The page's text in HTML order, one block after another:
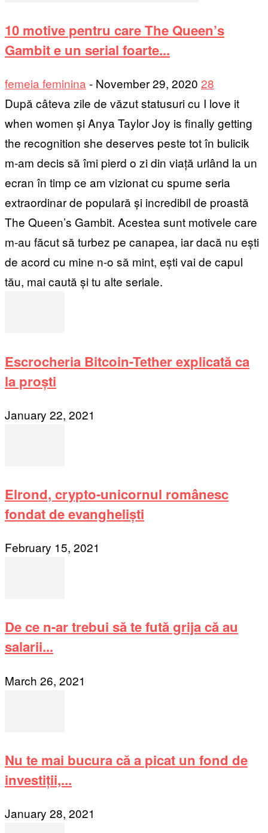
10 motive pentru care The Queen’s
Gambit e un serial foarte...
femeia feminina - November 29, 2020 28
După câteva zile de văzut statusuri cu I love it
when women și Anya Taylor Joy is finally getting
the recognition she deserves peste tot în bulicik
m-am decis să îmi pierd o zi din viață urlând la un
ecran în timp ce am vizionat cu spume seria
extraordinar de populară și incredibil de proastă
The Queen’s Gambit. Acestea sunt motivele care
m-au făcut să turbez pe canapea, iar dacă nu ești
de acord cu mine n-o să mint, ești vai de capul
tău, mai caută și tu alte seriale.
Escrocheria Bitcoin-Tether explicată ca
la proști
January 22, 2021
Elrond, crypto-unicornul românesc
fondat de evangheliști
February 15, 2021
De ce n-ar trebui să te fută grija că au
salarii...
March 26, 2021
Nu te mai bucura că a picat un fond de
investiții,...
January 28, 2021